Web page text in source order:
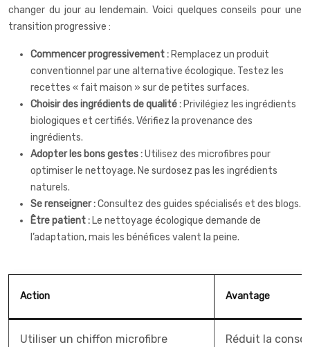
changer du jour au lendemain. Voici quelques conseils pour une
transition progressive :
Commencer progressivement : Remplacez un produit
conventionnel par une alternative écologique. Testez les
recettes « fait maison » sur de petites surfaces.
Choisir des ingrédients de qualité : Privilégiez les ingrédients
biologiques et certifiés. Vérifiez la provenance des
ingrédients.
Adopter les bons gestes :Utilisez des microfibres pour
optimiser le nettoyage. Ne surdosez pas les ingrédients
naturels.
Se renseigner :Consultez des guides spécialisés et des blogs.
Être patient : Le nettoyage écologique demande de
l’adaptation, mais les bénéfices valent la peine.
Action Avantage
Utiliser un chiffon microfibre Réduit la